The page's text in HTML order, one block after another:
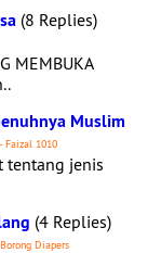
(8 Replies)
MEMBUKA
Muslim
Faizal 1010
tentang jenis
(4 Replies)
Diapers